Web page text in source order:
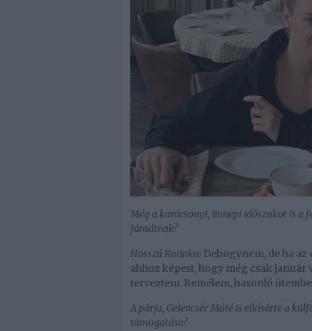
Még a karácsonyi, ünnepi időszakot is a
fáradtnak?
Hosszú Katinka: Dehogynem, de ha
ahhoz képest, hogy még csak
terveztem. Remélem, hasonló
A párja, Gelencsér Máté is elkísérte a
támogatása?